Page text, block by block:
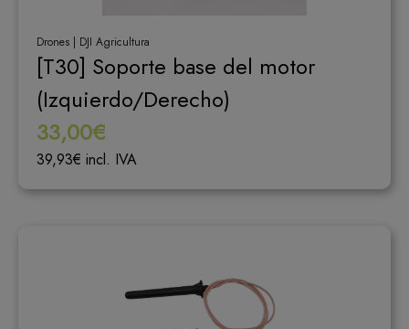
Drones | DJI Agricultura
[T30] Soporte base del motor
(Izquierdo/Derecho)
33,00€
39,93€ incl. IVA